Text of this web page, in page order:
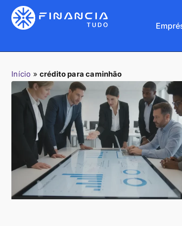
Início » crédito para caminhão